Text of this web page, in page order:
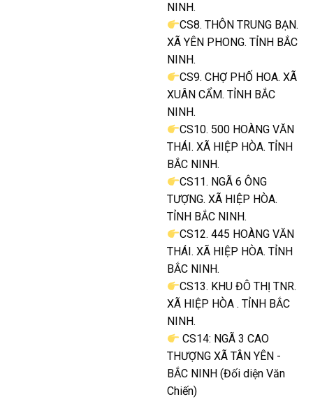
NINH.
CS8. THÔN TRUNG BẠN.
XÃ YÊN PHONG. TỈNH BẮC
NINH.
CS9. CHỢ PHỐ HOA. XÃ
XUÂN CẨM. TỈNH BẮC
NINH.
CS10. 500 HOÀNG VĂN
THÁI. XÃ HIỆP HÒA. TỈNH
BẮC NINH.
CS11. NGÃ 6 ÔNG
TƯỢNG. XÃ HIỆP HÒA.
TỈNH BẮC NINH.
CS12. 445 HOÀNG VĂN
THÁI. XÃ HIỆP HÒA. TỈNH
BẮC NINH.
CS13. KHU ĐÔ THỊ TNR.
XÃ HIỆP HÒA . TỈNH BẮC
NINH.
CS14: NGÃ 3 CAO
THƯỢNG XÃ TÂN YÊN -
BẮC NINH (Đối diện Văn
Chiến)